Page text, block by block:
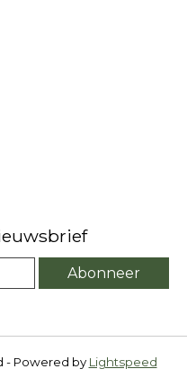
Abonneer
- Powered by Lightspeed